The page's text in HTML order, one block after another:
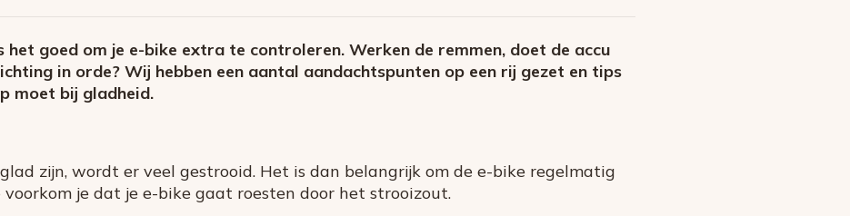
het goed om je e-bike extra te controleren. Werken de remmen, doet de accu
in orde? Wij hebben een aantal aandachtspunten op een rij gezet en tips
moet bij gladheid.
zijn, wordt er veel gestrooid. Het is dan belangrijk om de e-bike regelmatig
voorkom je dat je e-bike gaat roesten door het strooizout.